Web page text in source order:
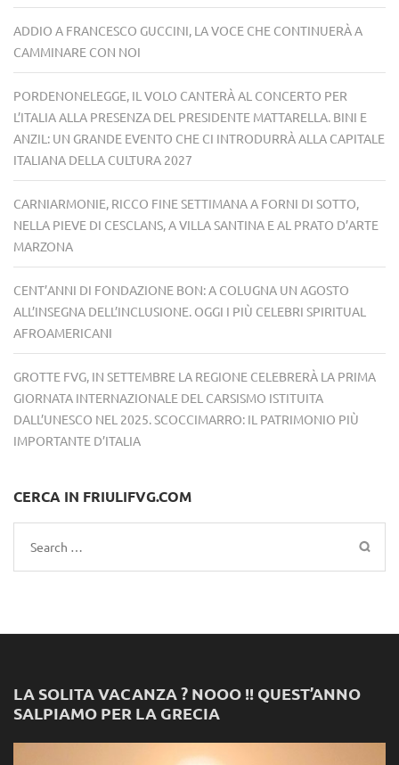
ADDIO A FRANCESCO GUCCINI, LA VOCE CHE CONTINUERÀ A
CAMMINARE CON NOI
PORDENONELEGGE, IL VOLO CANTERÀ AL CONCERTO PER
L’ITALIA ALLA PRESENZA DEL PRESIDENTE MATTARELLA. BINI E
ANZIL: UN GRANDE EVENTO CHE CI INTRODURRÀ ALLA CAPITALE
ITALIANA DELLA CULTURA 2027
CARNIARMONIE, RICCO FINE SETTIMANA A FORNI DI SOTTO,
NELLA PIEVE DI CESCLANS, A VILLA SANTINA E AL PRATO D’ARTE
MARZONA
CENT’ANNI DI FONDAZIONE BON: A COLUGNA UN AGOSTO
ALL’INSEGNA DELL’INCLUSIONE. OGGI I PIÙ CELEBRI SPIRITUAL
AFROAMERICANI
GROTTE FVG, IN SETTEMBRE LA REGIONE CELEBRERÀ LA PRIMA
GIORNATA INTERNAZIONALE DEL CARSISMO ISTITUITA
DALL’UNESCO NEL 2025. SCOCCIMARRO: IL PATRIMONIO PIÙ
IMPORTANTE D’ITALIA
CERCA IN FRIULIFVG.COM
Search
for:
LA SOLITA VACANZA ? NOOO !! QUEST’ANNO
SALPIAMO PER LA GRECIA